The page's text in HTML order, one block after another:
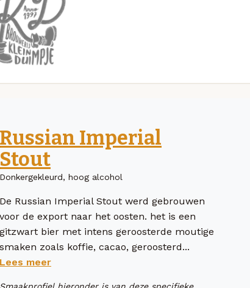
Russian Imperial
Stout
Donkergekleurd, hoog alcohol
De Russian Imperial Stout werd gebrouwen
voor de export naar het oosten. het is een
gitzwart bier met intens geroosterde moutige
smaken zoals koffie, cacao, geroosterd...
Lees meer